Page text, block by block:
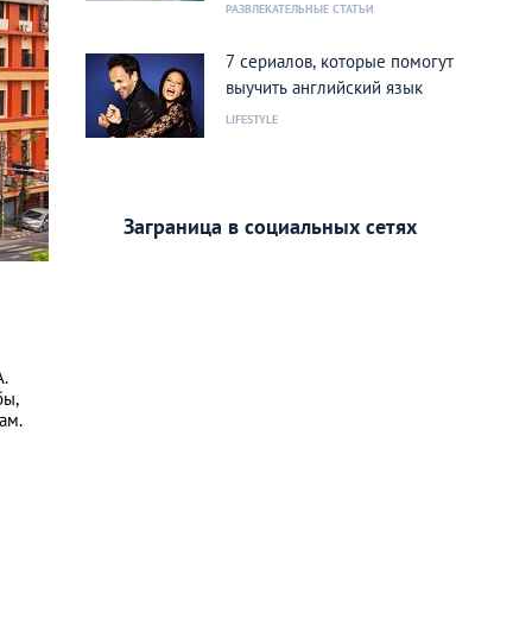
РАЗВЛЕКАТЕЛЬНЫЕ СТАТЬИ
7 сериалов, которые помогут
выучить английский язык
LIFESTYLE
Заграница в социальных сетях